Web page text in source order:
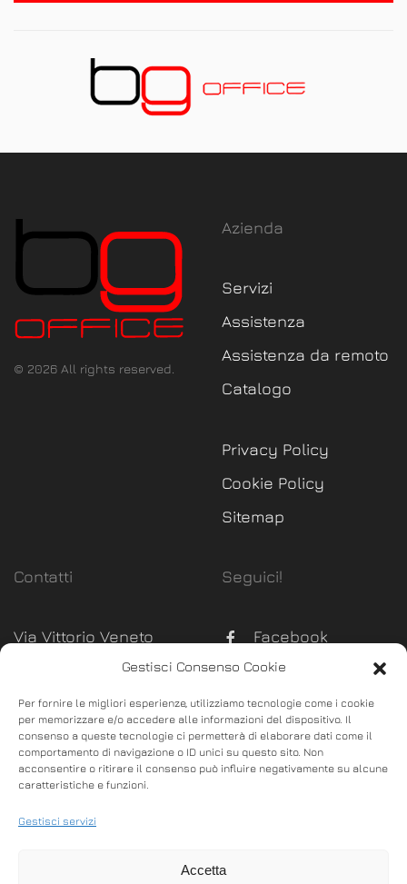
Gestisci Consenso Cookie
Per fornire le migliori esperienze, utilizziamo tecnologie come i cookie
per memorizzare e/o accedere alle informazioni del dispositivo. Il
consenso a queste tecnologie ci permetterà di elaborare dati come il
comportamento di navigazione o ID unici su questo sito. Non
acconsentire o ritirare il consenso può influire negativamente su alcune
caratteristiche e funzioni.
Gestisci servizi
Accetta
© 2026 All rights reserved.
Azienda
Servizi
Assistenza
Assistenza da remoto
Catalogo
Privacy Policy
Cookie Policy
Sitemap
Contatti
Via Vittorio Veneto
289, Monsummano
P. Iva:02100630470
info@bgoffice.it
commerciale@bgoffice.it
0572.53037
Seguici!
Facebook
Instagram